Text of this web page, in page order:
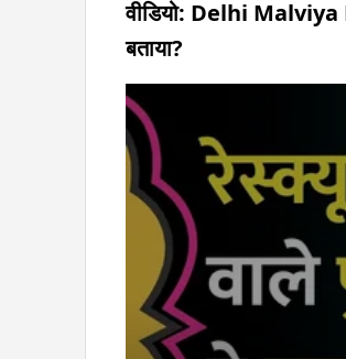
वीडियो: Delhi Malviya
बताया?